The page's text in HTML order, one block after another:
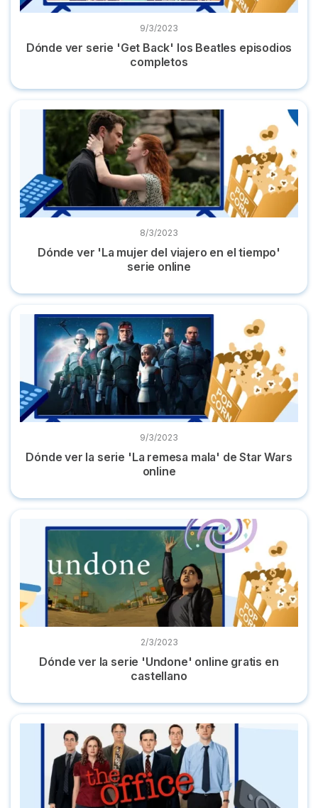
9/3/2023
Dónde ver serie 'Get Back' los Beatles episodios
completos
Dónde ver 'La mujer del viajero en el tiempo' serie online
8/3/2023
Dónde ver 'La mujer del viajero en el tiempo'
serie online
Dónde ver la serie 'La remesa mala' de Star Wars online
9/3/2023
Dónde ver la serie 'La remesa mala' de Star Wars
online
Dónde ver la serie 'Undone' online gratis en castellano
2/3/2023
Dónde ver la serie 'Undone' online gratis en
castellano
Dónde ver la serie 'The Office' completa online en español